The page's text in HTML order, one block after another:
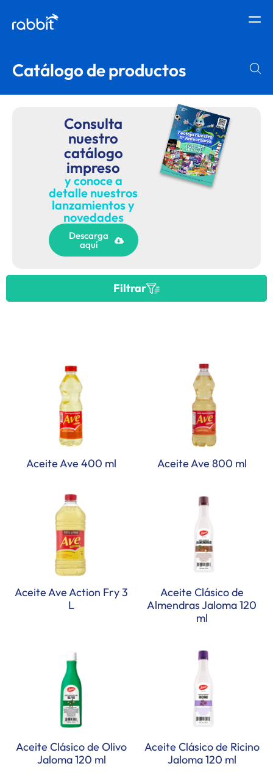
Catálogo de productos
Consulta
nuestro
catálogo
impreso
y conoce a
detalle nuestros
lanzamientos y
novedades
Descarga
aquí
Filtrar
Aceite Ave 400 ml Aceite Ave 800 ml
Aceite Ave Action Fry 3
L
Aceite Clásico de
Almendras Jaloma 120
ml
Aceite Clásico de Olivo
Jaloma 120 ml
Aceite Clásico de Ricino
Jaloma 120 ml